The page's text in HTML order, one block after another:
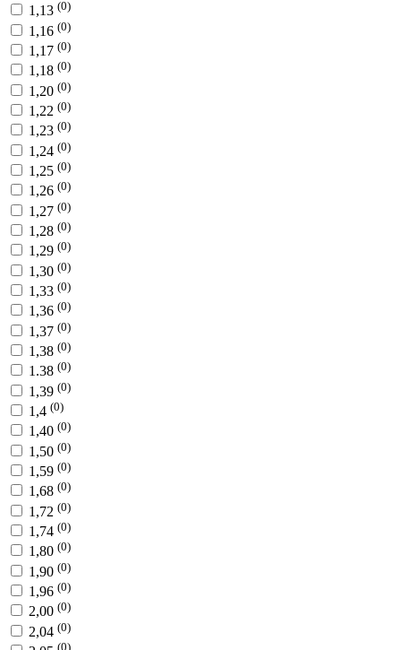
1,13 (0)
1,16 (0)
1,17 (0)
1,18 (0)
1,20 (0)
1,22 (0)
1,23 (0)
1,24 (0)
1,25 (0)
1,26 (0)
1,27 (0)
1,28 (0)
1,29 (0)
1,30 (0)
1,33 (0)
1,36 (0)
1,37 (0)
1,38 (0)
1.38 (0)
1,39 (0)
1,4 (0)
1,40 (0)
1,50 (0)
1,59 (0)
1,68 (0)
1,72 (0)
1,74 (0)
1,80 (0)
1,90 (0)
1,96 (0)
2,00 (0)
2,04 (0)
(0)